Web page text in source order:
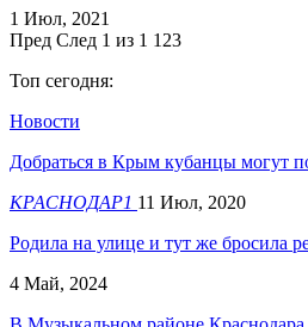
1 Июл, 2021
Пред След 1 из 1 123
Топ сегодня:
Новости
Добраться в Крым кубанцы могут
КРАСНОДАР1 11 Июл, 2020
Родила на улице и тут же бросила
4 Май, 2024